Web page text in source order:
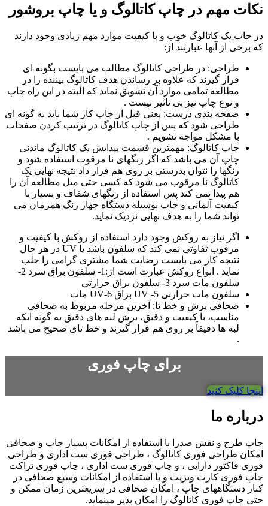
نکات مهم در چاپ کاتالوگ و یا چاپ بروشور
در چاپ یک کاتالوگ خوب و با کیفیت موارد مهم زیادی وجود دارند
که برخی از آنها عبارتند از:
طراحی: در طراحی کاتالوگ مطالب می بایست بگونه ای
قرار گیرند که علاوه بر رساندن هدف کاتالوگ بیننده را در
مطالعه تمامی موارد آن تشویق نماید که البته در این راه چاپ
و نوع چاپ نیز بی تاثیر نیست .
صفحه بندی درست: یعنی قبل از چاپ کار شما باید به گونه ای
طراحی شود که پس از چاپ کاتالوگ در ترتیب کردن صفحات
با مشکل مواجه نشویم .
چاپ کاتالوگ: مهمترین قسمت پیدایش یک کاتالوگ ماندنی
چاپ آن می باشد که اگر رنگهای نا مرقوب استفاده شود و
رنگها را نتوان بدرستی بر روی هم قرار داد نتیجه نهایی یک
کاتالوگ نا مرقوب می شود که کسی حتی میل مطالعه آن را
هم پیدا نمی کند پس استفاده از رنگهای شفاف و بسیار با
کیفیت آلمانی و چاپ بوسیله دستگاه چهار رنگ همزمان می
تواند شما را به هدف نهایی نزدیک نماید.
اگر نیاز به روکش وجود دارد استفاده از روکش با کیفیت و
مرقوب تفاوتی نمی کند که سلفون باشد یا UV در هر حال
نتیجه کار می بایست رضایت شما مشتری گرامی را جلب
نماید . انواع روکش عبارت است از:1- سلفون براق سرد 2-
سلفون مات سرد 3- سلفون براق حرارتی
سلفون مات حرارتی 5- UV براق 6-UV مات
صحافی برش و خط تا: آخرین مرحله مربوط به صحافی
مناسب، با کیفیت و دقیق، برش لبه های دقیق به گونه ایکه
لبه ها دقیقاً بر روی هم قرار گیرند و خط تای صحیح می باشد
.
برای چاپ فوری
اینجا کلیک کنید
درباره ما
چاپ طرح و نقش صدرا با استفاده از امکانات بسیار چاپ و صحافی
امکان طراحی فوری کاتالوگ ، طراحی فوری ست اداری و طراحی
فوری فاکتور دارایی ، و چاپ فوری ست اداری ، چاپ فوری تراکت
چاپ فوری کارت ویزیت و با استفاده از امکانات وسیع صحافی در
کنار دستگاههای چاپ ، امکان صحافی در سریعترین زمان ممکن و
حتی چاپ فوری کاتالوگ را امکان پذیر مینماید.